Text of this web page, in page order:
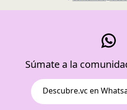
Súmate a la
Descubre.vc en